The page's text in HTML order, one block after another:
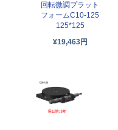
回転微調プラット
フォームC10-125
125*125
¥19,463円